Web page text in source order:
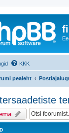
KKK
pealeht